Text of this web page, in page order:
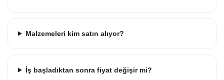
Malzemeleri kim satın alıyor?
İş başladıktan sonra fiyat değişir mi?